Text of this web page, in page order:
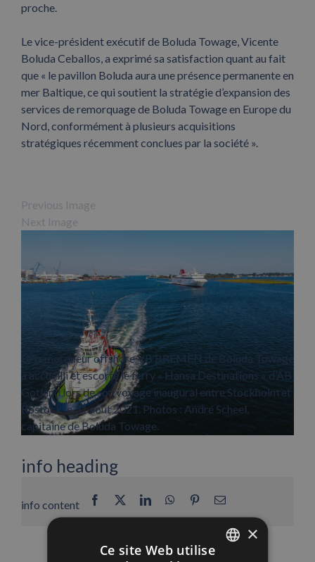
proche.
Le vice-président exécutif de Boluda Towage, Vicente
Boluda Ceballos, a exprimé sa satisfaction quant au fait
que « le pavillon Boluda aura une présence permanente en
mer Baltique, ce qui soutient la stratégie d’expansion des
services de remorquage de Boluda Towage en Europe du
Nord, conformément à plusieurs acquisitions
stratégiques récemment conclues par la société ».
Previous Image
Next Image
info heading
info content
Le remorqueur offshore VB BREMEN de Boluda Towage
a accueilli et escorté le ferry « Hansa Destinations » d’AB
Gotland lors de son voyage inaugural entre Stockholm et
Rostock le 31 août 2021. Photos : André Scheel,
capitaine de Boluda Towage.
Facebook LinkedInWhatsApp
PinterestEmail
×
Ce site Web utilise